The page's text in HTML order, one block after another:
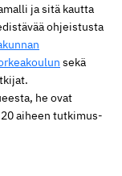
ja sitä kautta
ohjeistusta
sekä
he ovat
aiheen tutkimus-